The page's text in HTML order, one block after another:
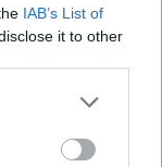
IAB’s List of
it to other